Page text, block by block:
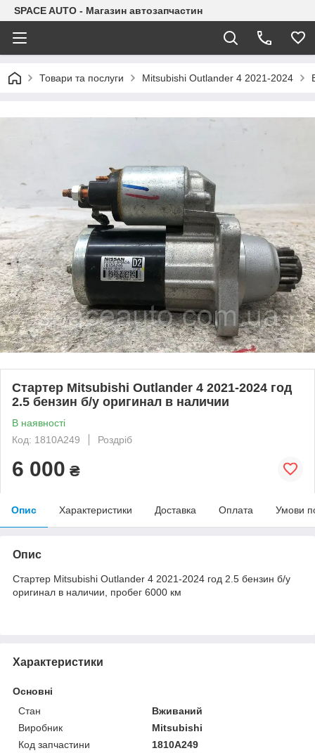
SPACE AUTO - Магазин автозапчастин
Товари та послуги Mitsubishi Outlander 4 2021-2024
Стартер Mitsubishi Outlander 4 2021-2024 год
2.5 бензин б/у оригинал в наличии
В наявності
Код: 1810A249
Роздріб
6 000 ₴
Опис Характеристики Доставка Оплата Умови
Опис
Стартер Mitsubishi Outlander 4 2021-2024 год 2.5 бензин б/у
оригинал в наличии, пробег 6000 км
Характеристики
Основні
Стан
Вживаний
Виробник
Mitsubishi
Код запчастини
1810A249